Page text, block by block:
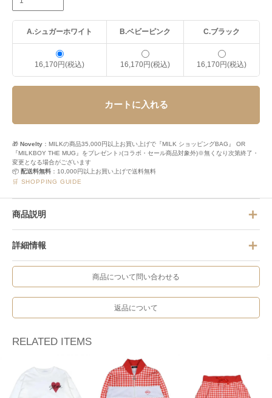
A.シュガーホワイト B.ベビーピンク C.ブラック
16,170円(税込) 16,170円(税込) 16,170円(税込)
カートに入れる
🎁 Novelty ：MILKの商品35,000円以上お買い上げで『MILK ショッピングBAG』 OR
『MILKBOY THE MUG』をプレゼント♪(コラボ・セール商品対象外)※無くなり次第終了・
変更となる場合がございます
📦 配送料無料 ：10,000円以上お買い上げで送料無料
🛒 SHOPPING GUIDE
商品説明
詳細情報
商品について問い合わせる
返品について
RELATED ITEMS